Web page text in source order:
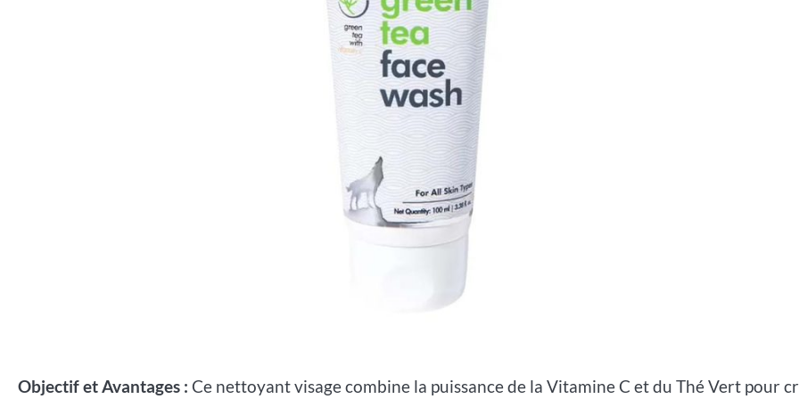
Objectif et Avantages : Ce nettoyant visage combine la puissance de la Vitamine C et du Thé Vert pour